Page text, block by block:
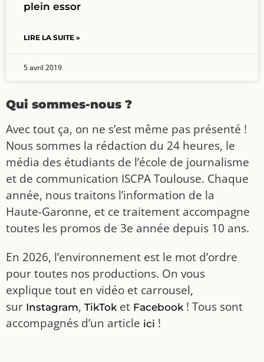
plein essor
LIRE LA SUITE »
5 avril 2019
Qui sommes-nous ?
Avec tout ça, on ne s’est même pas présenté !
Nous sommes la rédaction du 24 heures, le
média des étudiants de l’école de journalisme
et de communication ISCPA Toulouse. Chaque
année, nous traitons l’information de la
Haute-Garonne, et ce traitement accompagne
toutes les promos de 3e année depuis 10 ans.
En 2026, l’environnement est le mot d’ordre
pour toutes nos productions. On vous
explique tout en vidéo et carrousel,
sur Instagram, TikToket Facebook! Tous sont
accompagnés d’un article ici !